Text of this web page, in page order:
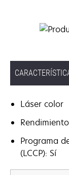
Láser color
Programa
(LCCP): Sí